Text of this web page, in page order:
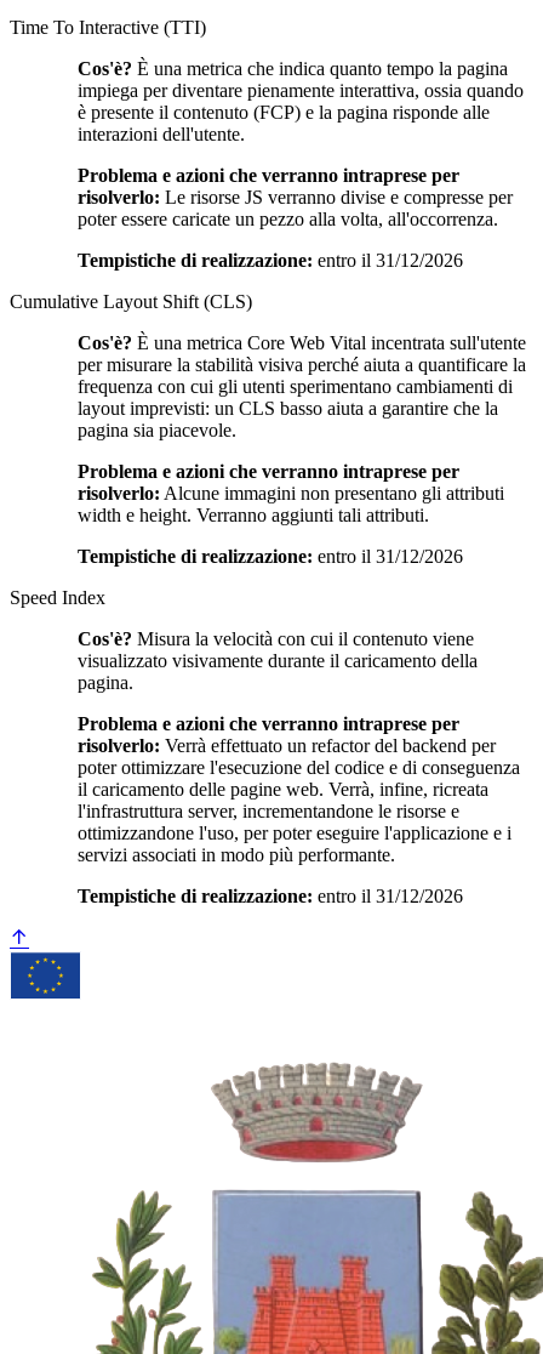
Time To Interactive (TTI)
Cos'è? È una metrica che indica quanto tempo la pagina
impiega per diventare pienamente interattiva, ossia quando
è presente il contenuto (FCP) e la pagina risponde alle
interazioni dell'utente.
Problema e azioni che verranno intraprese per
risolverlo: Le risorse JS verranno divise e compresse per
poter essere caricate un pezzo alla volta, all'occorrenza.
Tempistiche di realizzazione: entro il 31/12/2026
Cumulative Layout Shift (CLS)
Cos'è? È una metrica Core Web Vital incentrata sull'utente
per misurare la stabilità visiva perché aiuta a quantificare la
frequenza con cui gli utenti sperimentano cambiamenti di
layout imprevisti: un CLS basso aiuta a garantire che la
pagina sia piacevole.
Problema e azioni che verranno intraprese per
risolverlo: Alcune immagini non presentano gli attributi
width e height. Verranno aggiunti tali attributi.
Tempistiche di realizzazione: entro il 31/12/2026
Speed Index
Cos'è? Misura la velocità con cui il contenuto viene
visualizzato visivamente durante il caricamento della
pagina.
Problema e azioni che verranno intraprese per
risolverlo: Verrà effettuato un refactor del backend per
poter ottimizzare l'esecuzione del codice e di conseguenza
il caricamento delle pagine web. Verrà, infine, ricreata
l'infrastruttura server, incrementandone le risorse e
ottimizzandone l'uso, per poter eseguire l'applicazione e i
servizi associati in modo più performante.
Tempistiche di realizzazione: entro il 31/12/2026